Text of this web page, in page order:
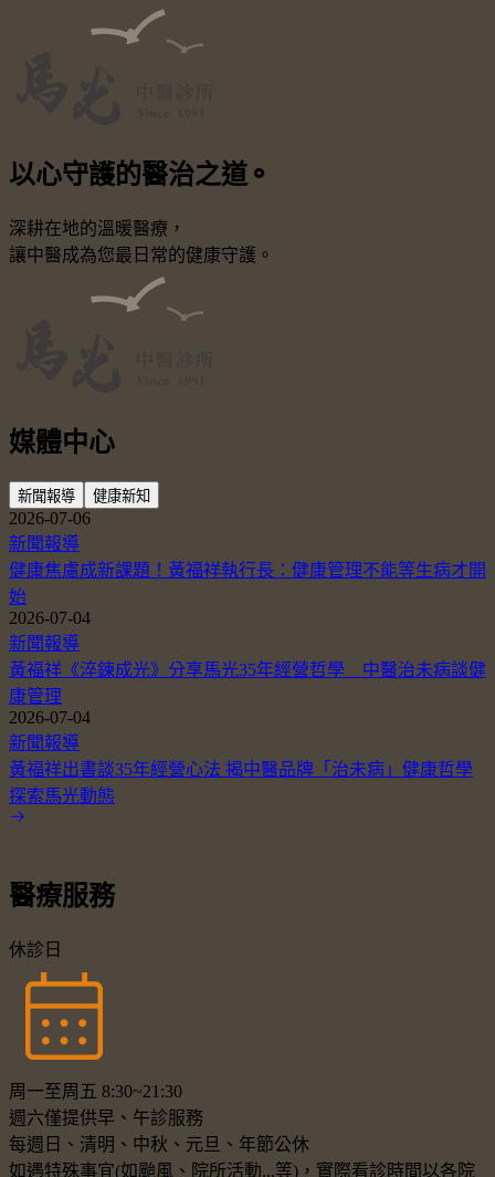
以心守護的醫治之道 ⚬
深耕在地的溫暖醫療，
讓中醫成為您最日常的健康守護。
媒體中心
新聞報導 健康新知
2026-07-06
新聞報導
健康焦慮成新課題！黃福祥執行長：健康管理不能等生病才開
始
2026-07-04
新聞報導
黃福祥《淬鍊成光》分享馬光35年經營哲學 中醫治未病談健
康管理
2026-07-04
新聞報導
黃福祥出書談35年經營心法 揭中醫品牌「治未病」健康哲學
探索馬光動態
醫療服務
休診日
周一至周五 8:30~21:30
週六僅提供早、午診服務
每週日、清明、中秋、元旦、年節公休
如遇特殊事宜(如颱風、院所活動...等)，實際看診時間以各院